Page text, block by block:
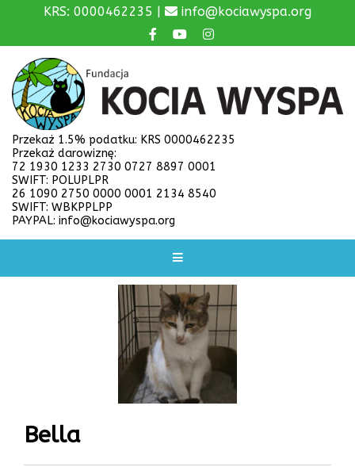
KRS: 0000462235 | info@kociawyspa.org
Przekaż 1.5% podatku: KRS 0000462235
Przekaż darowiznę:
72 1930 1233 2730 0727 8897 0001
SWIFT: POLUPLPR
26 1090 2750 0000 0001 2134 8540
SWIFT: WBKPPLPP
PAYPAL: info@kociawyspa.org
Bella